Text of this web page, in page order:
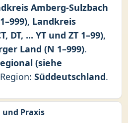
Amberg-Sulzbach
Landkreis
DT, ... YT und ZT 1–99),
Land (N 1–999).
(siehe
Süddeutschland.
Praxis